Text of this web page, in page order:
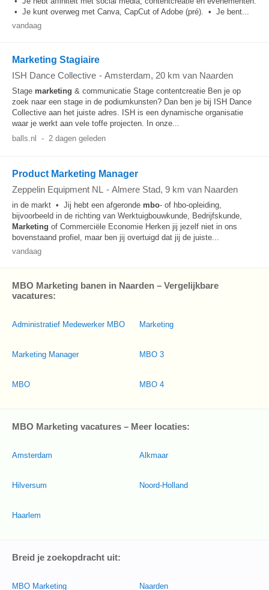
• Je kunt overweg met Canva, CapCut of Adobe (pré). • Je bent...
vandaag
Marketing Stagiaire
ISH Dance Collective - Amsterdam, 20 km van Naarden
Stage marketing & communicatie Stage contentcreatie Ben je op
zoek naar een stage in de podiumkunsten? Dan ben je bij ISH Dance
Collective aan het juiste adres. ISH is een dynamische organisatie
waar je werkt aan vele toffe projecten. In onze...
balls.nl
- 2 dagen geleden
Product Marketing Manager
Zeppelin Equipment NL - Almere Stad, 9 km van Naarden
in de markt • Jij hebt een afgeronde mbo- of hbo-opleiding,
bijvoorbeeld in de richting van Werktuigbouwkunde, Bedrijfskunde,
Marketing of Commerciële Economie Herken jij jezelf niet in ons
bovenstaand profiel, maar ben jij overtuigd dat jij de juiste...
vandaag
MBO Marketing banen in Naarden – Vergelijkbare
vacatures:
Administratief Medewerker MBO
Marketing Manager
MBO
Marketing
MBO 3
MBO 4
MBO Marketing vacatures – Meer locaties:
Amsterdam
Hilversum
Haarlem
Alkmaar
Noord-Holland
Breid je zoekopdracht uit:
MBO Marketing Naarden